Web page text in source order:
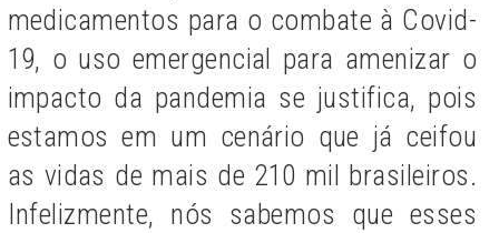
medicamentos para o combate à Covid-
19, o uso emergencial para amenizar o
impacto da pandemia se justifica, pois
estamos em um cenário que já ceifou
as vidas de mais de 210 mil brasileiros.
Infelizmente, nós sabemos que esses